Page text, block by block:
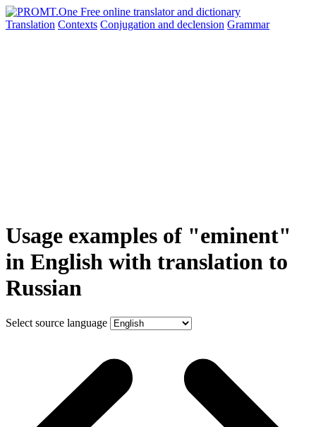
Translation Contexts Conjugation and declension Grammar
Usage examples of "eminent"
in English with translation to
Russian
Select source language